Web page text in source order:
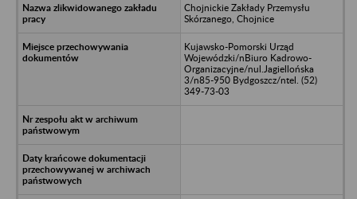
Chojnickie Zakłady Przemysłu
Skórzanego, Chojnice
Kujawsko-Pomorski Urząd
Wojewódzki/nBiuro Kadrowo-
Organizacyjne/nul.Jagiellońska
3/n85-950 Bydgoszcz/ntel. (52)
349-73-03